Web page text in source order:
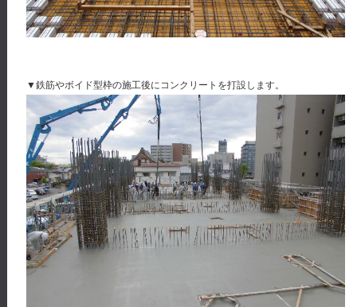
▼鉄筋やボイド型枠の施工後にコンクリートを打設します。